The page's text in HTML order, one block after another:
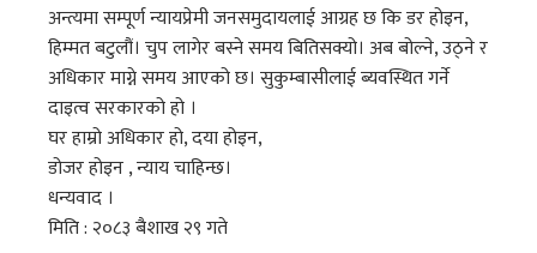
अन्त्यमा सम्पूर्ण न्यायप्रेमी जनसमुदायलाई आग्रह छ कि डर होइन,
हिम्मत बटुलौं। चुप लागेर बस्ने समय बितिसक्यो। अब बोल्ने, उठ्ने र
अधिकार माग्ने समय आएको छ। सुकुम्बासीलाई ब्यवस्थित गर्ने
दाइत्व सरकारको हो ।
घर हाम्रो अधिकार हो, दया होइन,
डोजर होइन , न्याय चाहिन्छ।
धन्यवाद ।
मिति : २०८३ बैशाख २९ गते